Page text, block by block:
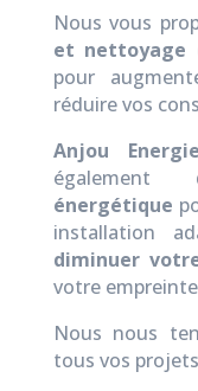
Nous vous
et nettoyage
pour
réduire vos
Anjou
énergétique
installation
diminuer
votre
Nous nous
tous vos